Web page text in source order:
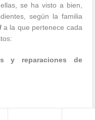
se ha visto a bien,
según la familia
a la que pertenece cada
y reparaciones de